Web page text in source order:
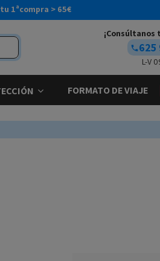
1ªcompra > 65€
¡Consúltanos
625
L-V
FORMATO DE VIAJE